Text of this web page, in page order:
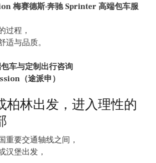
梅赛德斯·奔驰 Sprinter 高端包车服
过程，
适与品质。
车与定制出行咨询
（途派申）
柏林出发，进入理性的
重要交通轴线之间，
汉堡出发，